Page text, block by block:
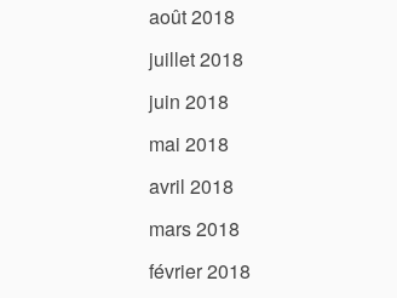
août 2018
juillet 2018
juin 2018
mai 2018
avril 2018
mars 2018
février 2018